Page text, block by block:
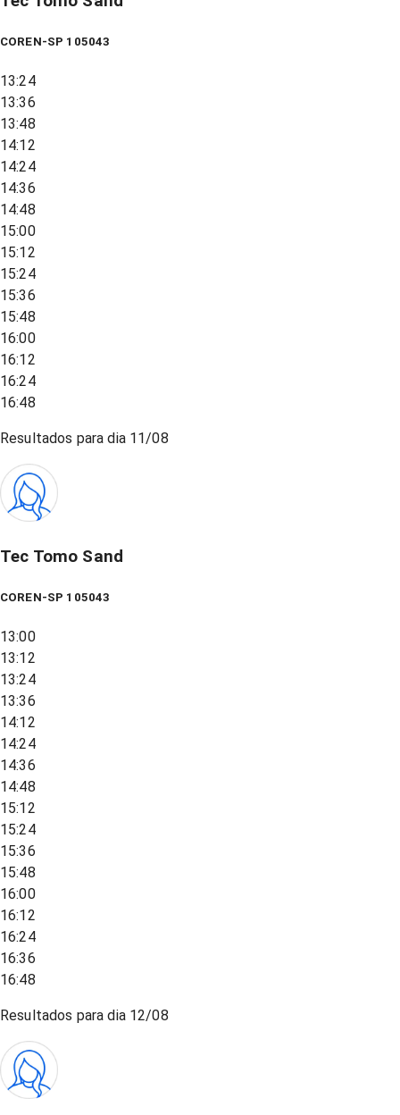
COREN-SP 105043
13:24
13:36
13:48
14:12
14:24
14:36
14:48
15:00
15:12
15:24
15:36
15:48
16:00
16:12
16:24
16:48
Resultados para dia 11/08
Tec Tomo Sand
COREN-SP 105043
13:00
13:12
13:24
13:36
14:12
14:24
14:36
14:48
15:12
15:24
15:36
15:48
16:00
16:12
16:24
16:36
16:48
Resultados para dia 12/08